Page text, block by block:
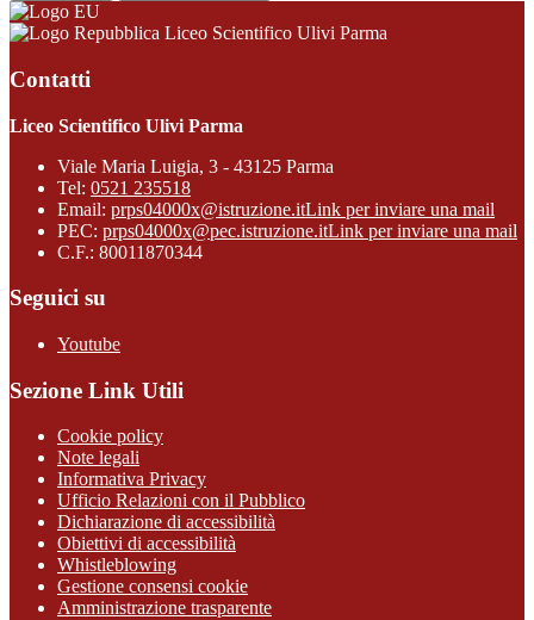
Liceo Scientifico Ulivi Parma
Contatti
Liceo Scientifico Ulivi Parma
Viale Maria Luigia, 3 - 43125 Parma
Tel: 0521 235518
Email: prps04000x@istruzione.itLink per inviare una mail
PEC: prps04000x@pec.istruzione.itLink per inviare una mail
C.F.: 80011870344
Seguici su
Youtube
Sezione Link Utili
Cookie policy
Note legali
Informativa Privacy
Ufficio Relazioni con il Pubblico
Dichiarazione di accessibilità
Obiettivi di accessibilità
Whistleblowing
Gestione consensi cookie
Amministrazione trasparente